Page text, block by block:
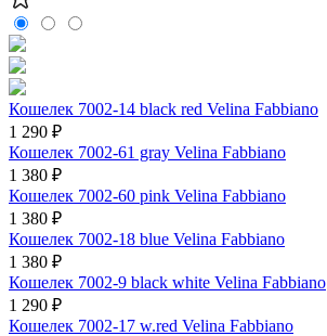
Кошелек 7002-14 black red Velina Fabbiano
1 290 ₽
Кошелек 7002-61 gray Velina Fabbiano
1 380 ₽
Кошелек 7002-60 pink Velina Fabbiano
1 380 ₽
Кошелек 7002-18 blue Velina Fabbiano
1 380 ₽
Кошелек 7002-9 black white Velina Fabbiano
1 290 ₽
Кошелек 7002-17 w.red Velina Fabbiano